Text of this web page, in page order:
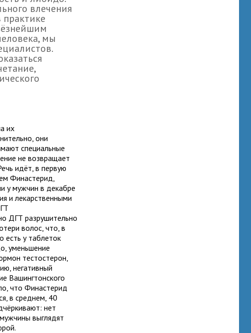
влечения
мы
их
они
специальные
не возвращает
идёт, в первую
Финастерид,
у мужчин в декабре
и лекарственными
ДГТ разрушительно
волос, что, в
есть у таблеток
уменьшение
тестостерон,
негативный
Вашингтонского
что Финастерид
в среднем, 40
нет
выглядят